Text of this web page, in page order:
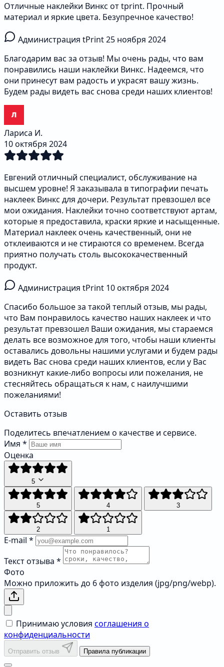
Отличные наклейки Винкс от tprint. Прочный
материал и яркие цвета. Безупречное качество!
Администрация tPrint25 ноября 2024
Благодарим вас за отзыв! Мы очень рады, что вам
понравились наши наклейки Винкс. Надеемся, что
они принесут вам радость и украсят вашу жизнь.
Будем рады видеть вас снова среди наших клиентов!
Лариса И.
10 октября 2024
Евгений отличный специалист, обслуживание на
высшем уровне! Я заказывала в типографии печать
наклеек Винкс для дочери. Результат превзошел все
мои ожидания. Наклейки точно соответствуют артам,
которые я предоставила, краски яркие и насыщенные.
Материал наклеек очень качественный, они не
отклеиваются и не стираются со временем. Всегда
приятно получать столь высококачественный
продукт.
Администрация tPrint 10 октября 2024
Спасибо большое за такой теплый отзыв, мы рады,
что Вам понравилось качество наших наклеек и что
результат превзошел Ваши ожидания, мы стараемся
делать все возможное для того, чтобы наши клиенты
оставались довольны нашими услугами и будем рады
видеть Вас снова среди наших клиентов, если у Вас
возникнут какие-либо вопросы или пожелания, не
стесняйтесь обращаться к нам, с наилучшими
пожеланиями!
Оставить отзыв
Поделитесь впечатлением о качестве и сервисе.
Имя *
Оценка
5
5 4 3
2 1
E-mail *
Текст отзыва *
Фото
Можно приложить до 6 фото изделия (jpg/png/webp).
Принимаю условия соглашения о
конфиденциальности
Отправить отзыв Правила публикации